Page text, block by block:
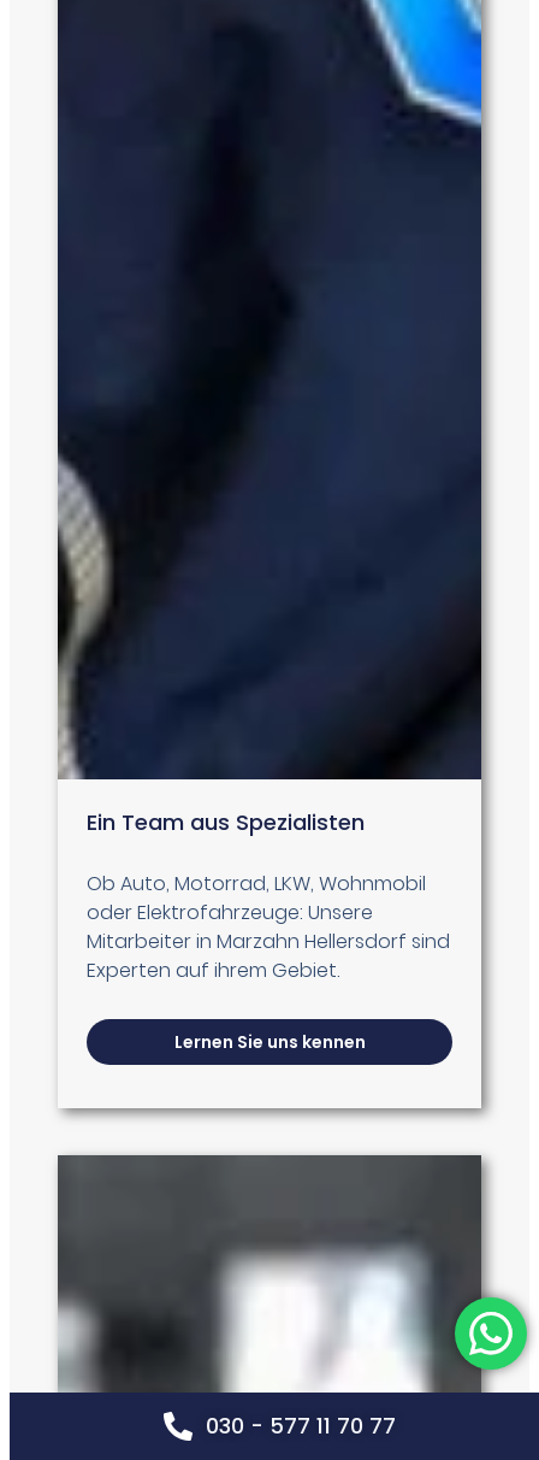
Ein Team aus Spezialisten
Ob Auto, Motorrad, LKW, Wohnmobil
oder Elektrofahrzeuge: Unsere
Mitarbeiter in Marzahn Hellersdorf sind
Experten auf ihrem Gebiet.
Lernen Sie uns kennen
030 - 577 11 70 77